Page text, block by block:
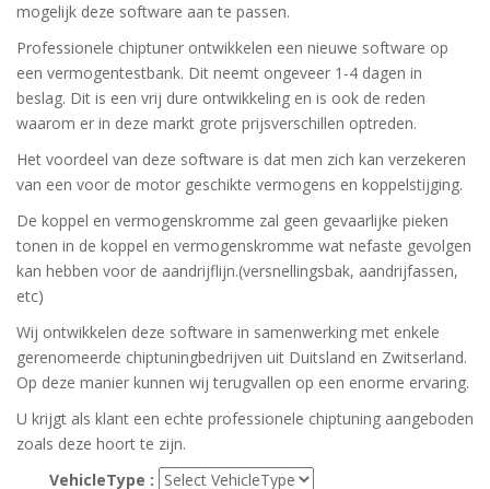
mogelijk deze software aan te passen.
Professionele chiptuner ontwikkelen een nieuwe software op
een vermogentestbank. Dit neemt ongeveer 1-4 dagen in
beslag. Dit is een vrij dure ontwikkeling en is ook de reden
waarom er in deze markt grote prijsverschillen optreden.
Het voordeel van deze software is dat men zich kan verzekeren
van een voor de motor geschikte vermogens en koppelstijging.
De koppel en vermogenskromme zal geen gevaarlijke pieken
tonen in de koppel en vermogenskromme wat nefaste gevolgen
kan hebben voor de aandrijflijn.(versnellingsbak, aandrijfassen,
etc)
Wij ontwikkelen deze software in samenwerking met enkele
gerenomeerde chiptuningbedrijven uit Duitsland en Zwitserland.
Op deze manier kunnen wij terugvallen op een enorme ervaring.
U krijgt als klant een echte professionele chiptuning aangeboden
zoals deze hoort te zijn.
VehicleType :